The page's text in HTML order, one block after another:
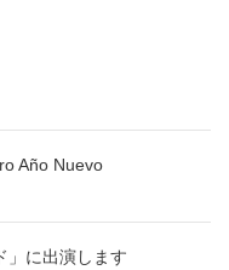
Año Nuevo
」に出演します